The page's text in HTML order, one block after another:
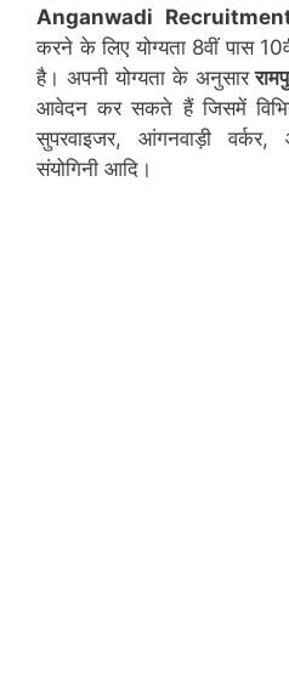
Anganwadi
करने के लिए योग्यता 8वीं पास
है। अपनी योग्यता के अनुसार
आवेदन कर सकते हैं जिसमें
सुपरवाइजर, आंगनवाड़ी वर्कर,
संयोगिनी आदि।